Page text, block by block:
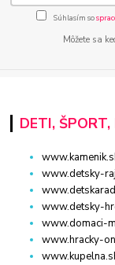
Súhlasím so
Môžete sa
DETI, ŠPORT,
www.detsky-
www.detsky-
www.domaci-
www.hracky-